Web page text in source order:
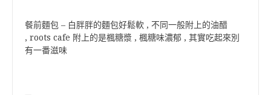
餐前麵包 – 白胖胖的麵包好鬆軟 , 不同一般附上的油醋
, roots cafe 附上的是楓糖漿 , 楓糖味濃郁 , 其實吃起來別
有一番滋味